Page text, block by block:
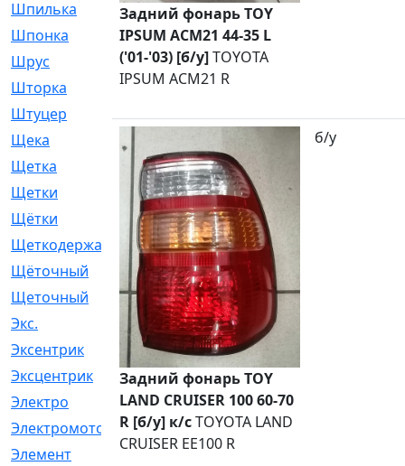
Шпилька
[215]
Шпонка
[19]
Шрус
[1107]
Шторка
[6]
Штуцер
[8]
Щека
Щетка
[31]
Щетки
[58]
Щётки
[124]
Щеткодержатель
[14]
Щёточный
[7]
Щеточный
[1]
Экс.
[4]
Эксентрик
[1]
Эксцентрик
[67]
Электро
[1]
Электромотор
[1]
Элемент
[5]
Задний фонарь TOY
IPSUM ACM21 44-35 L
('01-'03) [б/у]TOYOTA
IPSUM ACM21 R
Задний фонарь TOY
LAND CRUISER 100 60-70
R [б/у] к/сTOYOTA LAND
CRUISER EE100 R
б/у